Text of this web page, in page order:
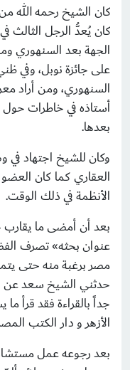
كان الشيخ رحمه الله
كان يُعدُّ الرجل الثالث
الجهة بعد
على جائزة نوبل، وفي
السنهوري، ومن أراد
بعدها.
وكان للشيخ اجتهاد
العقاري كما كان العضو
الأنظمة في ذلك الوقت.
بعد أن أمضى ما
عنوان بحثه» تصرف
مصر برغبة منه حتى
حدثني الشيخ سعد عن
جداً بالقراءة فقد قرأ
الأزهر و دار الكتب
بعد رجوعه عمل